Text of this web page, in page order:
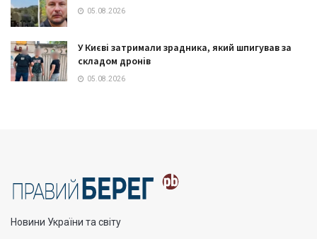
05.08.2026
У Києві затримали зрадника, який шпигував за
складом дронів
05.08.2026
Новини України та світу